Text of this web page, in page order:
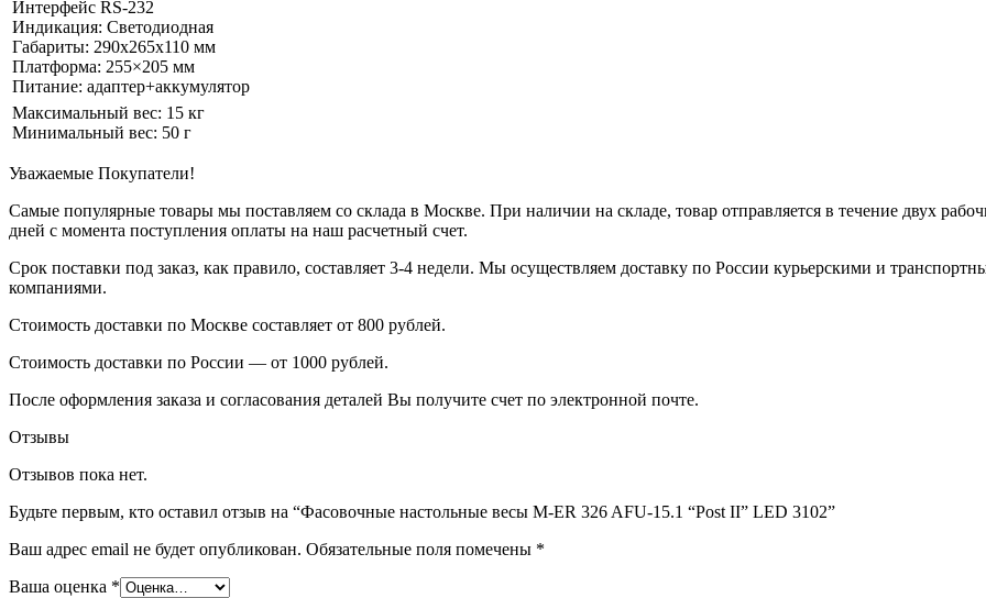
Интерфейс RS-232
Индикация: Светодиодная
Габариты: 290х265х110 мм
Платформа: 255×205 мм
Питание: адаптер+аккумулятор
Максимальный вес: 15 кг
Минимальный вес: 50 г
Уважаемые Покупатели!
Самые популярные товары мы поставляем со склада в Москве. При наличии на складе, товар отправляется в течение двух
дней с момента поступления оплаты на наш расчетный счет.
Срок поставки под заказ, как правило, составляет 3-4 недели. Мы осуществляем доставку по России курьерскими и
компаниями.
Стоимость доставки по Москве составляет от 800 рублей.
Стоимость доставки по России — от 1000 рублей.
После оформления заказа и согласования деталей Вы получите счет по электронной почте.
Отзывы
Отзывов пока нет.
Будьте первым, кто оставил отзыв на “Фасовочные настольные весы M-ER 326 AFU-15.1 “Post II” LED 3102”
Ваш адрес email не будет опубликован. Обязательные поля помечены *
Ваша оценка *